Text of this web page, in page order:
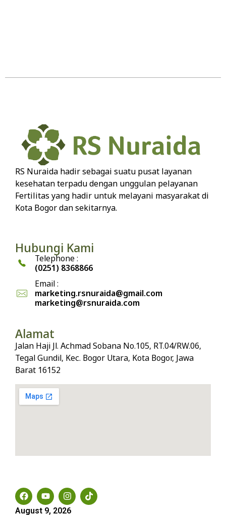
RS Nuraida hadir sebagai suatu pusat layanan
kesehatan terpadu dengan unggulan pelayanan
Fertilitas yang hadir untuk melayani masyarakat di
Kota Bogor dan sekitarnya.
Hubungi Kami
Telephone :
(0251) 8368866
Email :
marketing.rsnuraida@gmail.com
marketing@rsnuraida.com
Alamat
Jalan Haji Jl. Achmad Sobana No.105, RT.04/RW.06,
Tegal Gundil, Kec. Bogor Utara, Kota Bogor, Jawa
Barat 16152
August 9, 2026